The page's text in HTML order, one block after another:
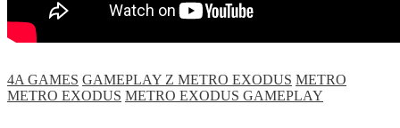
4A GAMES GAMEPLAY Z METRO EXODUS METRO
METRO EXODUS METRO EXODUS GAMEPLAY